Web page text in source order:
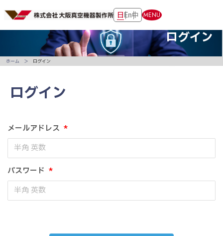
日En中 MENU
ログイン
ログイン
メールアドレス *
パスワード *
ホーム ログイン